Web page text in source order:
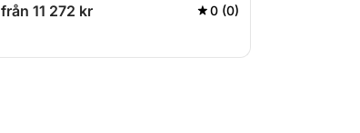
från 11 272 kr 0 (0)